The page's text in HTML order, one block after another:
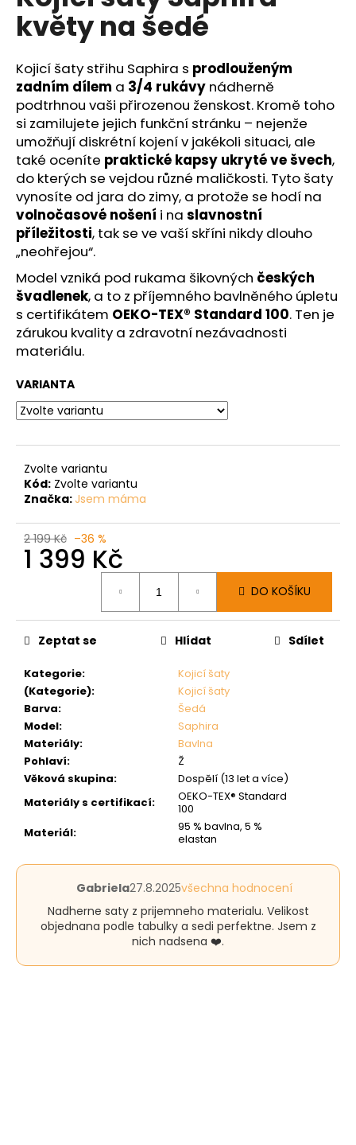
5,0
hvězdiček.
květy na šedé
Kojicí šaty střihu Saphira s prodlouženým
zadním dílem a 3/4 rukávy nádherně
podtrhnou vaši přirozenou ženskost. Kromě toho
si zamilujete jejich funkční stránku – nejenže
umožňují diskrétní kojení v jakékoli situaci, ale
také oceníte praktické kapsy ukryté ve švech,
do kterých se vejdou různé maličkosti. Tyto šaty
vynosíte od jara do zimy, a protože se hodí na
volnočasové nošení i na slavnostní
příležitosti, tak se ve vaší skříni nikdy dlouho
„neohřejou“.
Model vzniká pod rukama šikovných českých
švadlenek, a to z příjemného bavlněného úpletu
s certifikátem OEKO-TEX® Standard 100. Ten je
zárukou kvality a zdravotní nezávadnosti
materiálu.
VARIANTA
Zvolte variantu
Kód: Zvolte variantu
Značka: Jsem máma
2 199 Kč –36 %
1 399 Kč
DO KOŠÍKU
Kategorie:
Kojicí šaty
(Kategorie):
Kojicí šaty
Barva:
Šedá
Model:
Saphira
Materiály:
Bavlna
Pohlaví:
Ž
Věková skupina:
Dospělí (13 let a více)
Materiály s certifikací:
OEKO-TEX® Standard
100
Materiál:
95 % bavlna, 5 %
elastan
Zeptat se Hlídat Sdílet
Hodnocení
je
5
5
Gabriela27.8.2025všechna hodnocení
Nadherne saty z prijemneho materialu. Velikost
objednana podle tabulky a sedi perfektne. Jsem z
nich nadsena ❤️.
u
j
m
e